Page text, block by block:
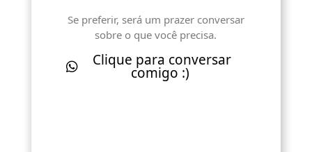
Se preferir, será um prazer conversar
sobre o que você precisa.
Clique para conversar
comigo :)